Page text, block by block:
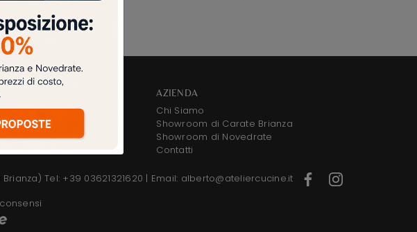
AZIENDA
Chi Siamo
Showroom di Carate Brianza
Showroom di Novedrate
Contatti
Tel: +39 03621321620 | Email: alberto@ateliercucine.it